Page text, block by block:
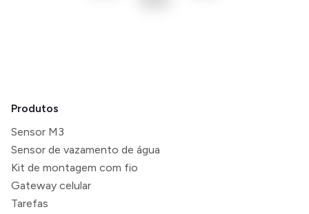
Produtos
Sensor M3
Sensor de vazamento de água
Kit de montagem com fio
Gateway celular
Tarefas